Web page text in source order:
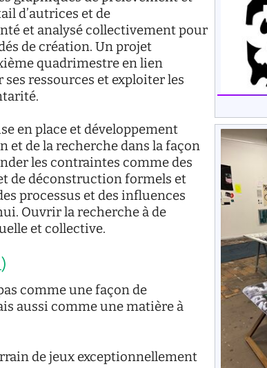
d’autrices et de
et analysé collectivement pour
de création. Un projet
quadrimestre en lien
ses ressources et exploiter les
en place et développement
et de la recherche dans la façon
les contraintes comme des
de déconstruction formels et
processus et des influences
Ouvrir la recherche à de
et collective.
comme une façon de
aussi comme une matière à
de jeux exceptionnellement